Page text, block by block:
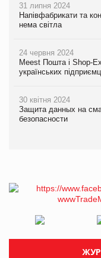
31 липня 2024
Напівфабрикати та
нема світла
24 червня 2024
Meest Пошта і Shop-
українських
30 квітня 2024
Защита данных на
безопасности